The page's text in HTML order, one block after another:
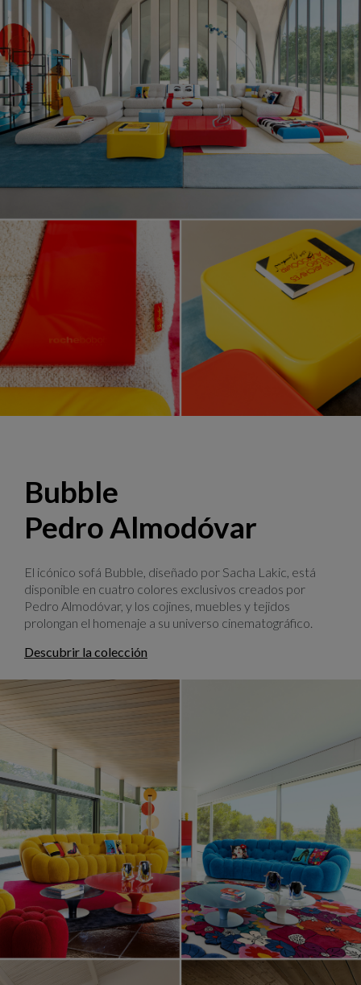
Lounge, design Hans Hopfer
Bubble
Pedro Almodóvar
El icónico sofá Bubble, diseñado por Sacha Lakic, está
disponible en cuatro colores exclusivos creados por
Pedro Almodóvar, y los cojines, muebles y tejidos
prolongan el homenaje a su universo cinematográfico.
Descubrir la colección